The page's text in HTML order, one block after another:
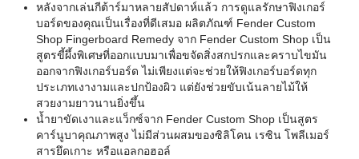
หลังจากเล่นกีต้าร์มาหลายสัปดาห์แล้ว การดูแลรักษาฟิงเกอร์
บอร์ดของคุณเป็นเรื่องที่ดีเสมอ ผลิตภัณฑ์ Fender Custom
Shop Fingerboard Remedy จาก Fender Custom Shop เป็น
สูตรขี้ผึ้งพิเศษที่ออกแบบมาเพื่อขจัดสิ่งสกปรกและคราบไขมัน
ออกจากฟิงเกอร์บอร์ด ไม่เพียงแต่จะช่วยให้ฟิงเกอร์บอร์ดทุก
ประเภทเงางามและปกป้องผิว แต่ยังช่วยขับเน้นลายไม้ให้
สวยงามยาวนานยิ่งขึ้น
น้ำยาขัดเงาและแว็กซ์จาก Fender Custom Shop เป็นสูตร
คาร์นูบาคุณภาพสูง ไม่มีส่วนผสมของซิลิโคน เรซิน โพลีเมอร์
สารยึดเกาะ หรือแอลกอฮอล์